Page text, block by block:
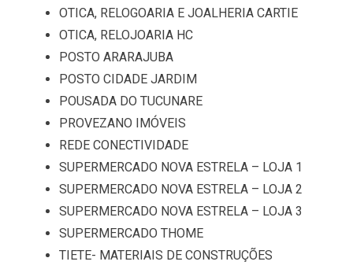
OTICA, RELOGOARIA E JOALHERIA CARTIE
OTICA, RELOJOARIA HC
POSTO ARARAJUBA
POSTO CIDADE JARDIM
POUSADA DO TUCUNARE
PROVEZANO IMÓVEIS
REDE CONECTIVIDADE
SUPERMERCADO NOVA ESTRELA – LOJA 1
SUPERMERCADO NOVA ESTRELA – LOJA 2
SUPERMERCADO NOVA ESTRELA – LOJA 3
SUPERMERCADO THOME
TIETE- MATERIAIS DE CONSTRUÇÕES